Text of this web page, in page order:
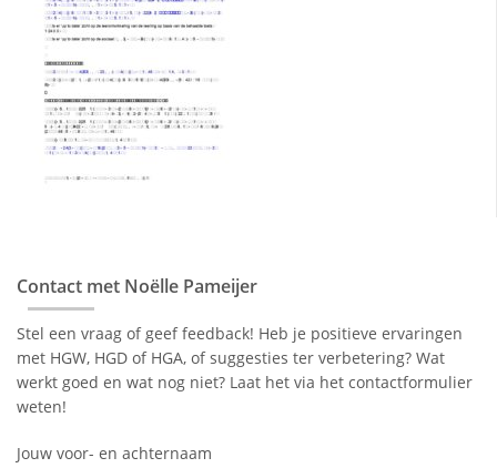
Contact met Noëlle Pameijer
Stel een vraag of geef feedback! Heb je positieve ervaringen
met HGW, HGD of HGA, of suggesties ter verbetering? Wat
werkt goed en wat nog niet? Laat het via het contactformulier
weten!
Jouw voor- en achternaam